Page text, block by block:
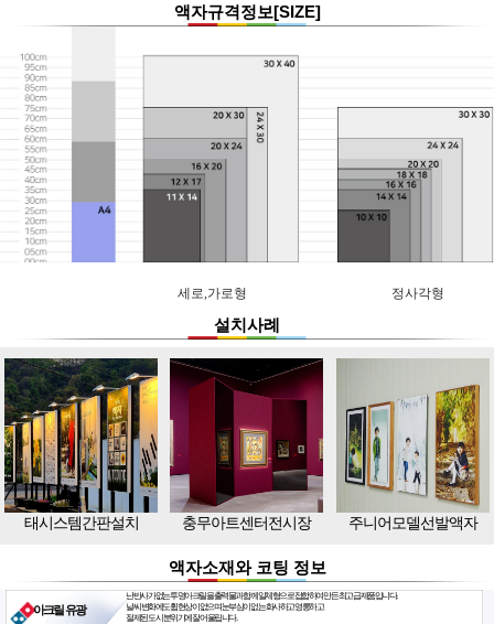
액자규격정보[SIZE]
세로,가로형 정사각형
설치사례
태시스템간판설치 충무아트센터전시장 주니어모델선발액자
액자소재와 코팅 정보
아크릴 유광
난반사가 없는 투명아크릴을 출력물과 함께 일체형으로 접합하여 만든 최고급 제품입니다.
날씨 변화에도 휨현상이 없으며 눈부심이 없는 화사하고 영롱하고
절제된 도시 분위기에 잘 어울립니다.